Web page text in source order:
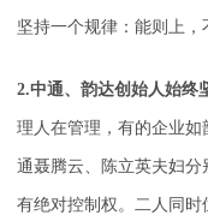
坚持一个规律：能则上，
2.中通、韵达创始人始终
理人在管理，有的企业
通聂腾云、陈立英夫妇分
有绝对控制权。二人同时